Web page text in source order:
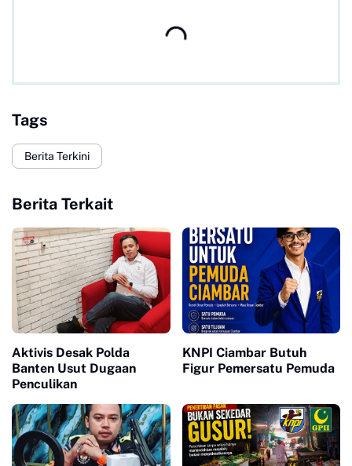
Tags
Berita Terkini
Berita Terkait
Aktivis Desak Polda
Banten Usut Dugaan
Penculikan
KNPI Ciambar Butuh
Figur Pemersatu Pemuda